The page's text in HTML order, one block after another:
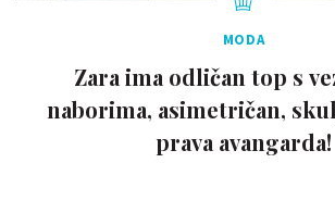
MODA
Zara ima odličan top s
naborima, asimetričan,
prava avangarda!